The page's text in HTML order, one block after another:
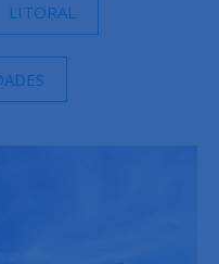
LITORAL